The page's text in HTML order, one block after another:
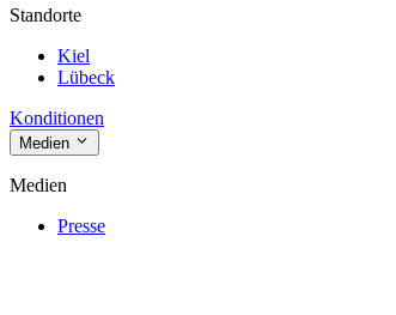
Standorte
Kiel
Lübeck
Konditionen
Medien
Medien
Presse